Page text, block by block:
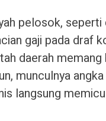
pelosok,
gaji pada draf
daerah
munculnya
langsung